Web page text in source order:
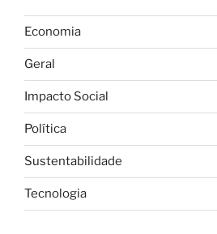
Economia
Geral
Impacto Social
Política
Sustentabilidade
Tecnologia